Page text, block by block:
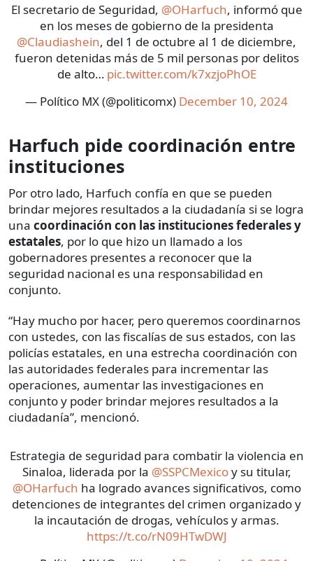
El secretario de Seguridad, @OHarfuch, informó que
en los meses de gobierno de la presidenta
@Claudiashein, del 1 de octubre al 1 de diciembre,
fueron detenidas más de 5 mil personas por delitos
de alto… pic.twitter.com/k7xzjoPhOE
— Político MX (@politicomx) December 10, 2024
Harfuch pide coordinación entre
instituciones
Por otro lado, Harfuch confía en que se pueden
brindar mejores resultados a la ciudadanía si se logra
una coordinación con las instituciones federales y
estatales, por lo que hizo un llamado a los
gobernadores presentes a reconocer que la
seguridad nacional es una responsabilidad en
conjunto.
“Hay mucho por hacer, pero queremos coordinarnos
con ustedes, con las fiscalías de sus estados, con las
policías estatales, en una estrecha coordinación con
las autoridades federales para incrementar las
operaciones, aumentar las investigaciones en
conjunto y poder brindar mejores resultados a la
ciudadanía”, mencionó.
Estrategia de seguridad para combatir la violencia en
Sinaloa, liderada por la @SSPCMexicoy su titular,
@OHarfuch ha logrado avances significativos, como
detenciones de integrantes del crimen organizado y
la incautación de drogas, vehículos y armas.
https://t.co/rN09HTwDWJ